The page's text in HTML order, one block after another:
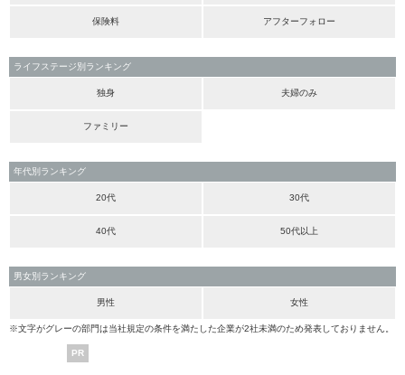
保険料 アフターフォロー
ライフステージ別ランキング
独身 夫婦のみ
ファミリー
年代別ランキング
20代 30代
40代 50代以上
男女別ランキング
男性 女性
※文字がグレーの部門は当社規定の条件を満たした企業が2社未満のため発表しておりません。
PR